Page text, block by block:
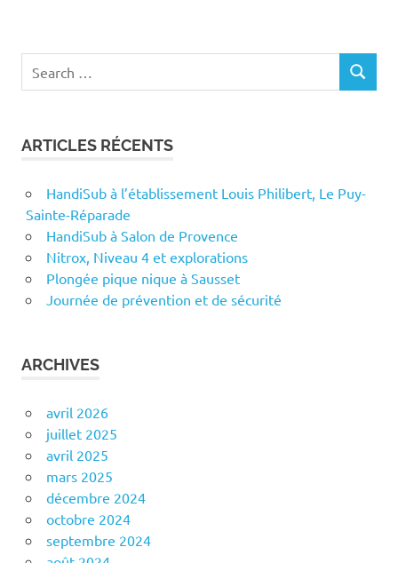
for:
SEARCH
ARTICLES RÉCENTS
HandiSub à l’établissement Louis Philibert, Le Puy-
Sainte-Réparade
HandiSub à Salon de Provence
Nitrox, Niveau 4 et explorations
Plongée pique nique à Sausset
Journée de prévention et de sécurité
ARCHIVES
avril 2026
juillet 2025
avril 2025
mars 2025
décembre 2024
octobre 2024
septembre 2024